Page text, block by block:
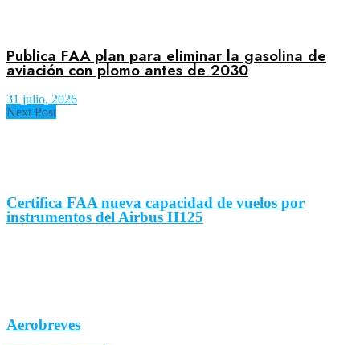
Publica FAA plan para eliminar la gasolina de
aviación con plomo antes de 2030
31 julio, 2026
Next Post
Certifica FAA nueva capacidad de vuelos por
instrumentos del Airbus H125
Aerobreves